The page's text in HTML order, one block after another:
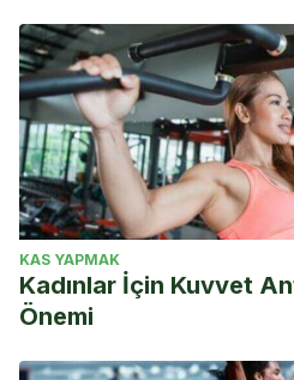
de: http://www.sld.cu/galerias/
fis/
Bernal, Luis. Técnicas
de: http://www.sld.cu/galerias/
KAS YAPMAK
Kadınlar İçin Kuvvet
Önemi